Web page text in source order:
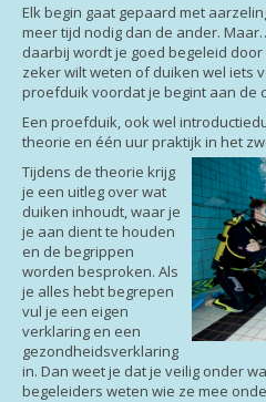
Elk begin gaat gepaard met
meer tijd nodig dan de ander.
daarbij wordt je goed begeleid
zeker wilt weten of duiken wel iets
proefduik voordat je begint aan de
Een proefduik, ook wel
theorie en één uur praktijk in het
Tijdens de theorie krijg
je een uitleg over wat
duiken inhoudt, waar je
je aan dient te houden
en de begrippen
worden besproken. Als
je alles hebt begrepen
vul je een eigen
verklaring en een
gezondheidsverklaring
in. Dan weet je dat je veilig onder
begeleiders weten wie ze mee